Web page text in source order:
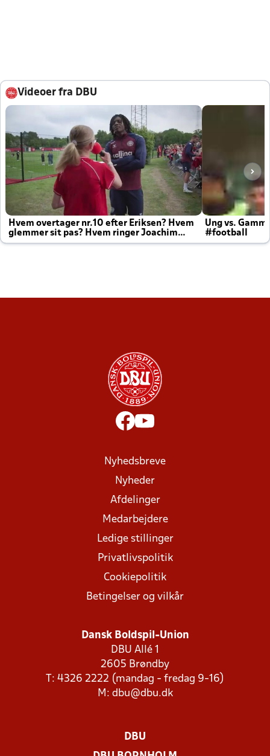
Videoer fra DBU
Hvem overtager nr.10 efter Eriksen? Hvem
glemmer sit pas? Hvem ringer Joachim
altid til efter kampe?
Ung vs.
#football
Nyhedsbreve
Nyheder
Afdelinger
Medarbejdere
Ledige stillinger
Privatlivspolitik
Cookiepolitik
Betingelser og vilkår
Dansk Boldspil-Union
DBU Allé 1
2605 Brøndby
T: 4326 2222 (mandag - fredag 9-16)
M: dbu@dbu.dk
DBU